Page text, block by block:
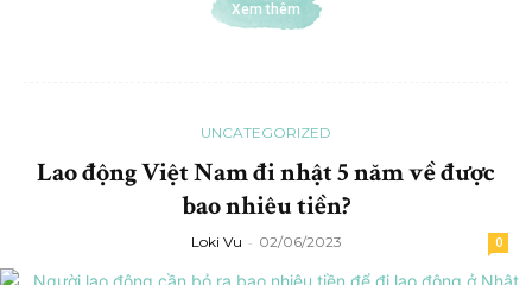
Xem thêm
UNCATEGORIZED
Lao động Việt Nam đi nhật 5 năm về được
bao nhiêu tiền?
Loki Vu - 02/06/2023 0